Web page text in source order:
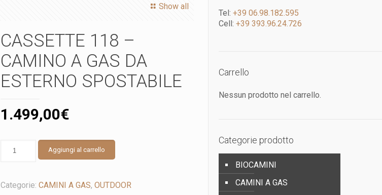
Show all
CASSETTE 118 –
CAMINO A GAS DA
ESTERNO SPOSTABILE
1.499,00€
CASSETTE
118
A
Aggiungi al carrello
Categorie:CAMINI A GAS,OUTDOOR
Tel: +39 06.98.182.595
Cell: +39 393.96.24.726
Carrello
Nessun prodotto nel carrello.
Categorie prodotto
BIOCAMINI
CAMINI A GAS